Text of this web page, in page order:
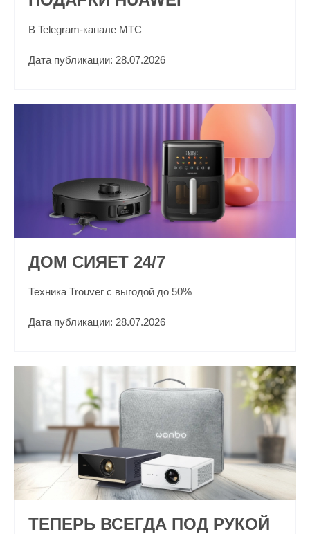
В Telegram-канале МТС
Дата публикации: 28.07.2026
ДОМ СИЯЕТ 24/7
Техника Trouver с выгодой до 50%
Дата публикации: 28.07.2026
ТЕПЕРЬ ВСЕГДА ПОД РУКОЙ